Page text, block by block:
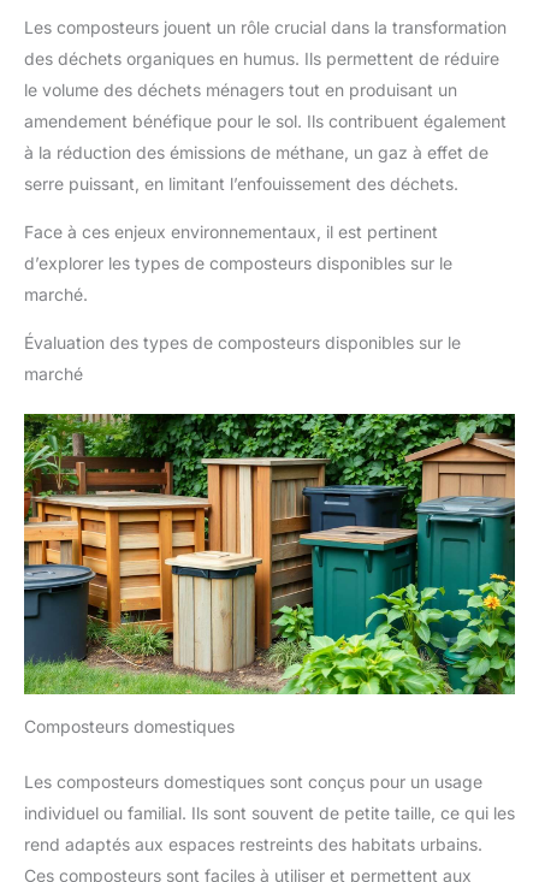
Les composteurs jouent un rôle crucial dans la transformation
des déchets organiques en humus. Ils permettent de réduire
le volume des déchets ménagers tout en produisant un
amendement bénéfique pour le sol. Ils contribuent également
à la réduction des émissions de méthane, un gaz à effet de
serre puissant, en limitant l’enfouissement des déchets.
Face à ces enjeux environnementaux, il est pertinent
d’explorer les types de composteurs disponibles sur le
marché.
Évaluation des types de composteurs disponibles sur le
marché
Composteurs domestiques
Les composteurs domestiques sont conçus pour un usage
individuel ou familial. Ils sont souvent de petite taille, ce qui les
rend adaptés aux espaces restreints des habitats urbains.
Ces composteurs sont faciles à utiliser et permettent aux